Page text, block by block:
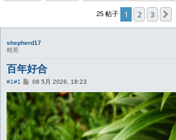
25 帖子 1 2 3
shepherd17
精英
百年好合
#1#1
帖
08 5月 2026, 18:23